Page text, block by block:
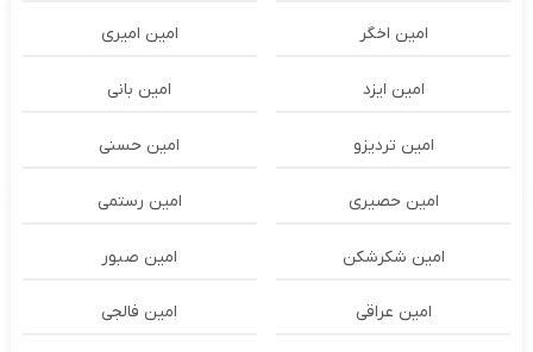
امین اخگر امین امیری
امین ایزد امین بانی
امین تردیزو امین حسنی
امین حصیری امین رستمی
امین شکرشکن امین صبور
امین عراقی امین فالجی